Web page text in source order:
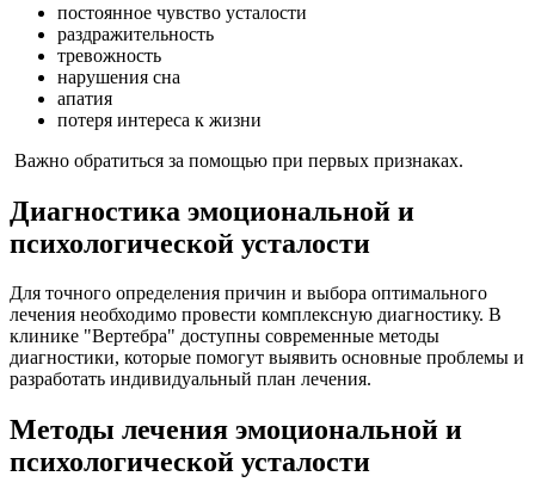
постоянное чувство усталости
раздражительность
тревожность
нарушения сна
апатия
потеря интереса к жизни
Важно обратиться за помощью при первых признаках.
Диагностика эмоциональной и
психологической усталости
Для точного определения причин и выбора оптимального
лечения необходимо провести комплексную диагностику. В
клинике "Вертебра" доступны современные методы
диагностики, которые помогут выявить основные проблемы и
разработать индивидуальный план лечения.
Методы лечения эмоциональной и
психологической усталости